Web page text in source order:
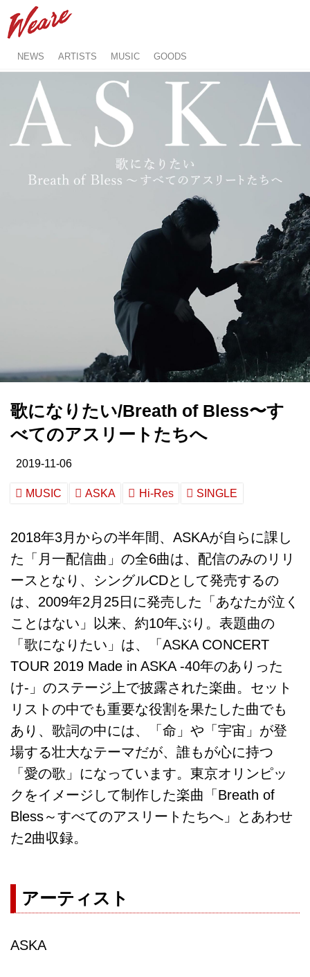
NEWS ARTISTS MUSIC GOODS
歌になりたい/Breath of Bless〜す
べてのアスリートたちへ
2019-11-06
MUSIC ASKA Hi-Res SINGLE
2018年3月からの半年間、ASKAが自らに課し
た「月一配信曲」の全6曲は、配信のみのリリ
ースとなり、シングルCDとして発売するの
は、2009年2月25日に発売した「あなたが泣く
ことはない」以来、約10年ぶり。表題曲の
「歌になりたい」は、「ASKA CONCERT
TOUR 2019 Made in ASKA -40年のありった
け-」のステージ上で披露された楽曲。セット
リストの中でも重要な役割を果たした曲でも
あり、歌詞の中には、「命」や「宇宙」が登
場する壮大なテーマだが、誰もが心に持つ
「愛の歌」になっています。東京オリンピッ
クをイメージして制作した楽曲「Breath of
Bless～すべてのアスリートたちへ」とあわせ
た2曲収録。
アーティスト
ASKA